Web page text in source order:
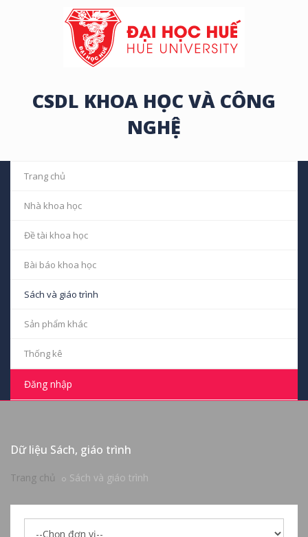
CSDL KHOA HỌC VÀ CÔNG
NGHỆ
Trang chủ
Nhà khoa học
Đề tài khoa học
Bài báo khoa học
Sách và giáo trình
Sản phẩm khác
Thống kê
Đăng nhập
Dữ liệu Sách, giáo trình
Trang chủ Sách và giáo trình